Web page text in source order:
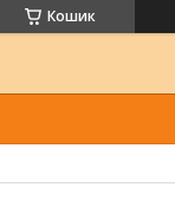
Кошик